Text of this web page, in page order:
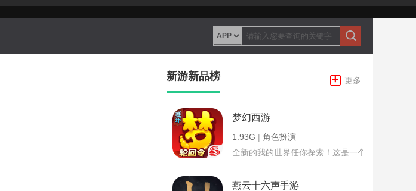
新游新品榜 + 更多
梦幻西游
1.93G | 角色扮演
全新的我的世界任你探索！这是一个小提示字段。
燕云十六声手游